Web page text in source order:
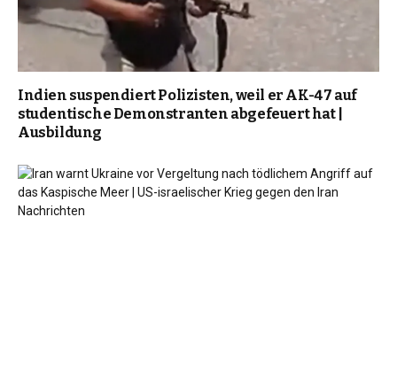
Indien suspendiert Polizisten, weil er AK-47 auf
studentische Demonstranten abgefeuert hat |
Ausbildung